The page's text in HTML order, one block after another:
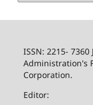
ISSN: 2215-
Administration's
Corporation.
Editor: